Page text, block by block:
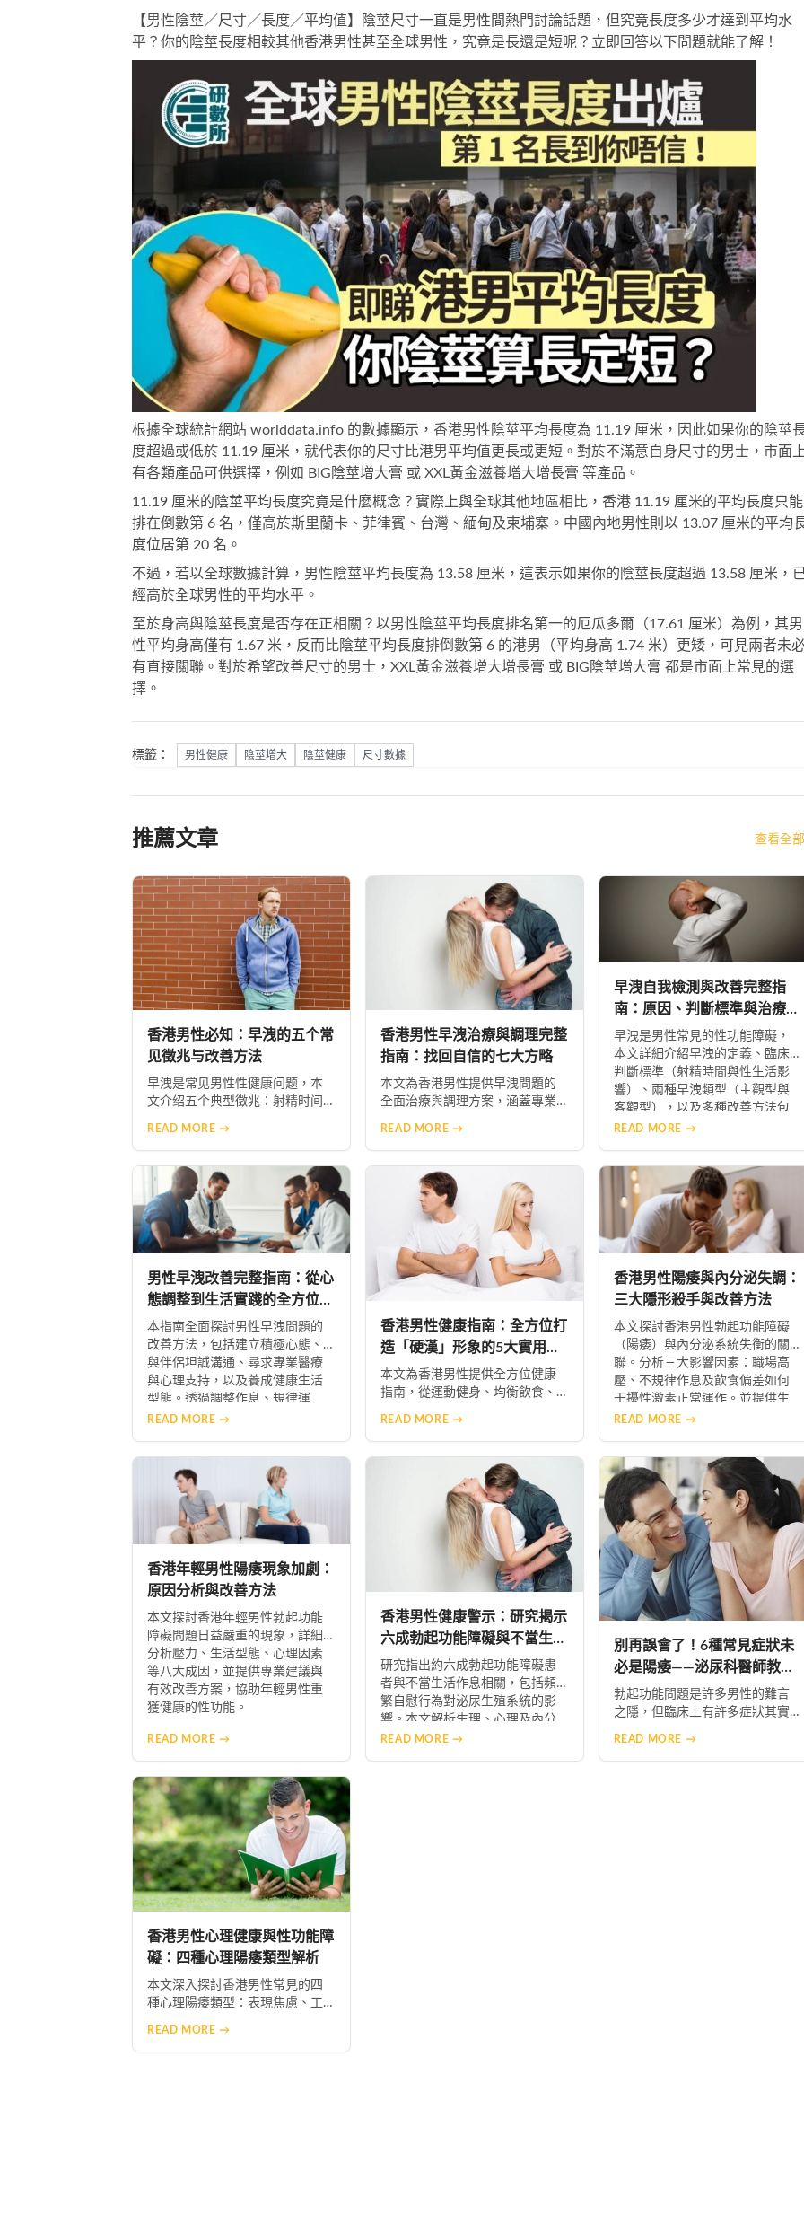
【男性陰莖／尺寸／長度／平均值】陰莖尺寸一直是男性間熱門討論話題，但究竟長度多少才達到平均水
平？你的陰莖長度相較其他香港男性甚至全球男性，究竟是長還是短呢？立即回答以下問題就能了解！
根據全球統計網站 worlddata.info 的數據顯示，香港男性陰莖平均長度為 11.19 厘米，因此如果你的陰莖
度超過或低於 11.19 厘米，就代表你的尺寸比港男平均值更長或更短。對於不滿意自身尺寸的男士，市面上
有各類產品可供選擇，例如 BIG陰莖增大膏 或 XXL黃金滋養增大增長膏 等產品。
11.19 厘米的陰莖平均長度究竟是什麼概念？實際上與全球其他地區相比，香港 11.19 厘米的平均長度只能
排在倒數第 6 名，僅高於斯里蘭卡、菲律賓、台灣、緬甸及柬埔寨。中國內地男性則以 13.07 厘米的平均
度位居第 20 名。
不過，若以全球數據計算，男性陰莖平均長度為 13.58 厘米，這表示如果你的陰莖長度超過 13.58 厘米，
經高於全球男性的平均水平。
至於身高與陰莖長度是否存在正相關？以男性陰莖平均長度排名第一的厄瓜多爾（17.61 厘米）為例，其男
性平均身高僅有 1.67 米，反而比陰莖平均長度排倒數第 6 的港男（平均身高 1.74 米）更矮，可見兩者未
有直接關聯。對於希望改善尺寸的男士， XXL黃金滋養增大增長膏 或 BIG陰莖增大膏 都是市面上常見的選
擇。
標籤： 男性健康 陰莖增大 陰莖健康 尺寸數據
推薦文章 查看全部
香港男性必知：早洩的五个常
见徵兆与改善方法
早洩是常见男性性健康问题，本
文介绍五个典型徵兆：射精时间
察觉并咨询专业医生，配合必利
劲等治疗选项，多數患者能获得
明显改善。
READ MORE →
香港男性早洩治療與調理完整
指南：找回自信的七大方略
本文為香港男性提供早洩問題的
全面治療與調理方案，涵蓋專業
情緒壓力管理，幫助患者及早採
取正確措施，重拾自信與美滿的
親密生活。
READ MORE →
早洩自我檢測與改善完整指
南：原因、判斷標準與治療方
法
早洩是男性常見的性功能障礙，
本文詳細介紹早洩的定義、臨床
判斷標準（射精時間與性生活影
響）、兩種早洩類型（主觀型與
客觀型），以及多種改善方法包
括行為訓練、藥物輔助、心理調
READ MORE →
男性早洩改善完整指南：從心
態調整到生活實踐的全方位建
議
本指南全面探討男性早洩問題的
改善方法，包括建立積極心態、
與伴侶坦誠溝通、尋求專業醫療
與心理支持，以及養成健康生活
型態。透過調整作息、規律運
動、遠離有害習慣，並學習正確
生活。
READ MORE →
香港男性健康指南：全方位打
造「硬漢」形象的5大實用建
議
本文為香港男性提供全方位健康
指南，從運動健身、均衡飲食、
助你提升生活品質與個人魅力。
READ MORE →
香港男性陽痿與內分泌失調：
三大隱形殺手與改善方法
本文探討香港男性勃起功能障礙
（陽痿）與內分泌系統失衡的關
聯。分析三大影響因素：職場高
壓、不規律作息及飲食偏差如何
干擾性激素正常運作。並提供生
活調理建議，包括壓力管理、規
自信與健康生活。
READ MORE →
香港年輕男性陽痿現象加劇：
原因分析與改善方法
本文探討香港年輕男性勃起功能
障礙問題日益嚴重的現象，詳細
分析壓力、生活型態、心理因素
等八大成因，並提供專業建議與
有效改善方案，協助年輕男性重
獲健康的性功能。
READ MORE →
香港男性健康警示：研究揭示
六成勃起功能障礙與不當生活
習慣相關
研究指出約六成勃起功能障礙患
者與不當生活作息相關，包括頻
繁自慰行為對泌尿生殖系統的影
響。本文解析生理、心理及內分
泌系統的發病機制，並提供運
READ MORE →
別再誤會了！6種常見症狀未
必是陽痿——泌尿科醫師教你
正確判斷
勃起功能問題是許多男性的難言
之隱，但臨床上有許多症狀其實
失眠、情緒等因素造成的暫時性
READ MORE →
香港男性心理健康與性功能障
礙：四種心理陽痿類型解析
本文深入探討香港男性常見的四
種心理陽痿類型：表現焦慮、工
諮詢、生活作息調整、伴侶溝通
READ MORE →